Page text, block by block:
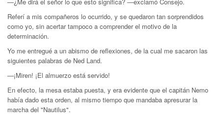
Referí a mis compañeros lo ocurrido, y se quedaron tan sorprendidos
como yo, sin acertar tampoco a comprender el motivo de la
determinación.
Yo me entregué a un abismo de reflexiones, de la cual me sacaron las
siguientes palabras de Ned Land.
—¡Miren! ¡El almuerzo está servido!
En efecto, la mesa estaba puesta, y era evidente que el capitán Nemo
había dado esta orden, al mismo tiempo que mandaba apresurar la
marcha del "Nautilus".